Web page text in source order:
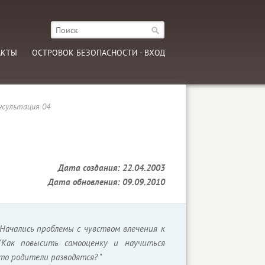
ОСТРОВОК БЕЗОПАСНОСТИ - ВХОД
04
Дата создания: 22.04.2003
Дата обновления: 09.09.2010
проблемы с чувством влечения к
повысить самооценку и научиться
родители разводятся? "